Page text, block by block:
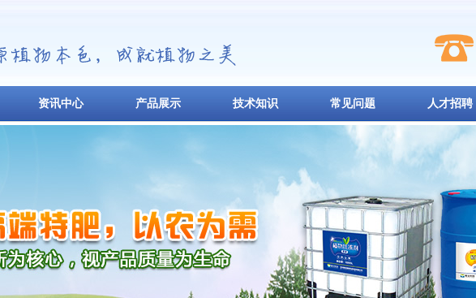
资讯中心 产品展示 技术知识 常见问题 人才招聘